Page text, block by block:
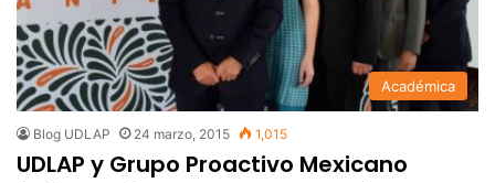
Académica
Blog UDLAP 24 marzo, 2015 1,015
UDLAP y Grupo Proactivo Mexicano